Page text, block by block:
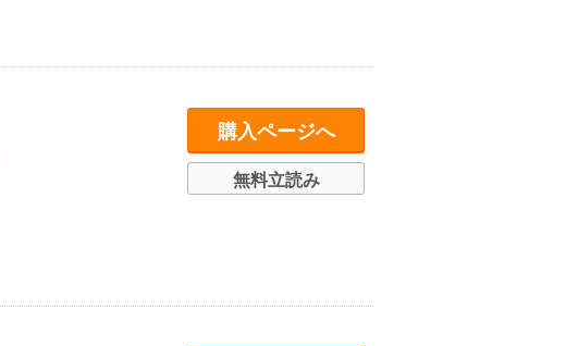
購入ページへ
無料立読み